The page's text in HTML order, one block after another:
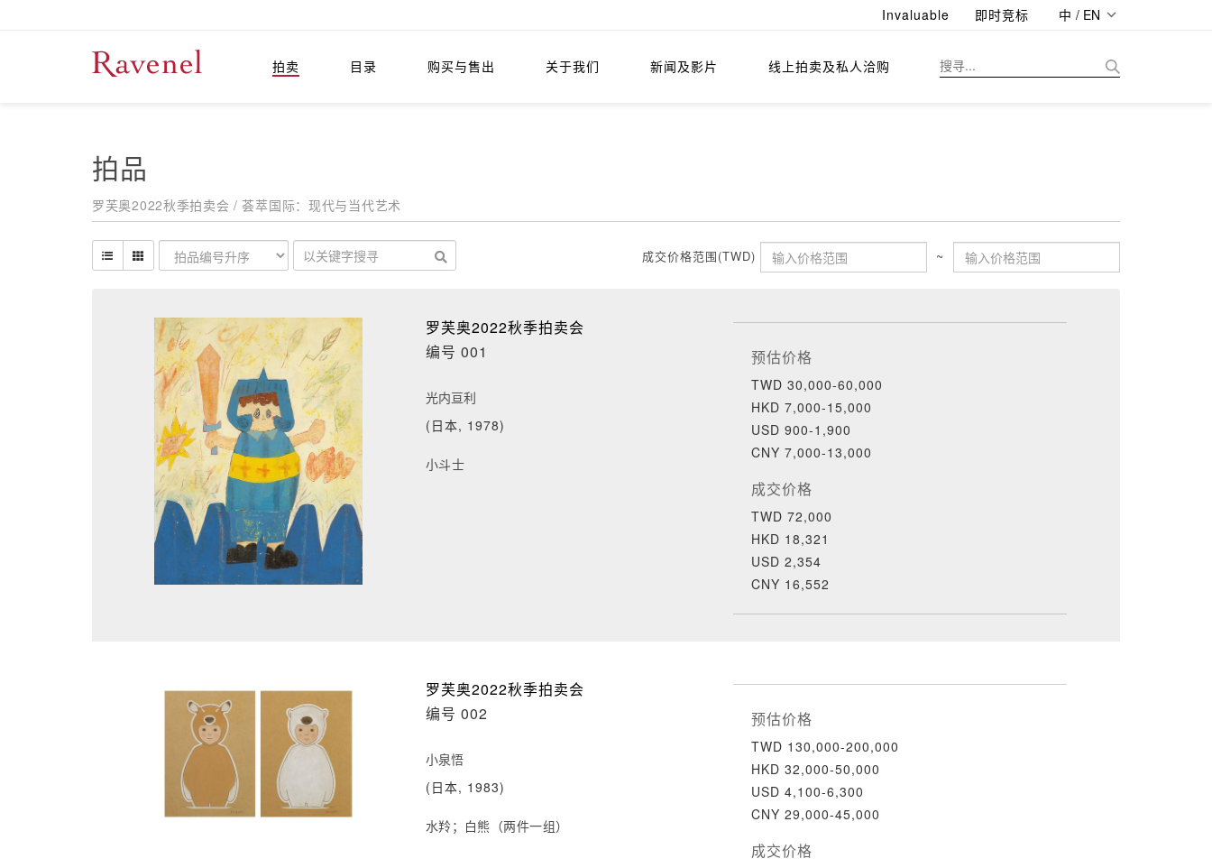
Invaluable 即时竞标 中 / EN
拍卖 目录 购买与售出 关于我们 新闻及影片 线上拍卖及私人洽购
拍品
罗芙奥2022秋季拍卖会 / 荟萃国际：现代与当代艺术
成交价格范围(TWD) ~
罗芙奥2022秋季拍卖会
编号 001
光内亘利
(日本, 1978)
小斗士
预估价格
TWD 30,000-60,000
HKD 7,000-15,000
USD 900-1,900
CNY 7,000-13,000
成交价格
TWD 72,000
HKD 18,321
USD 2,354
CNY 16,552
罗芙奥2022秋季拍卖会
编号 002
小泉悟
(日本, 1983)
水羚；白熊（两件一组）
预估价格
TWD 130,000-200,000
HKD 32,000-50,000
USD 4,100-6,300
CNY 29,000-45,000
成交价格